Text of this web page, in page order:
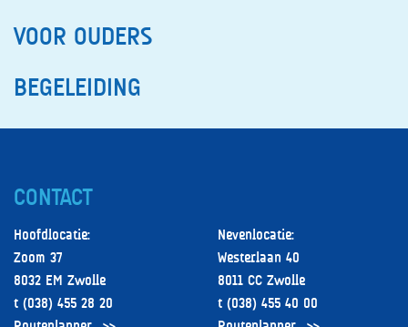
VOOR OUDERS
BEGELEIDING
CONTACT
Hoofdlocatie:
Zoom 37
8032 EM Zwolle
t (038) 455 28 20
Nevenlocatie:
Westerlaan 40
8011 CC Zwolle
t (038) 455 40 00